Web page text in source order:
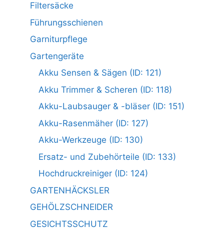
Filtersäcke
Führungsschienen
Garniturpflege
Gartengeräte
Akku Sensen & Sägen (ID: 121)
Akku Trimmer & Scheren (ID: 118)
Akku-Laubsauger & -bläser (ID: 151)
Akku-Rasenmäher (ID: 127)
Akku-Werkzeuge (ID: 130)
Ersatz- und Zubehörteile (ID: 133)
Hochdruckreiniger (ID: 124)
GARTENHÄCKSLER
GEHÖLZSCHNEIDER
GESICHTSSCHUTZ